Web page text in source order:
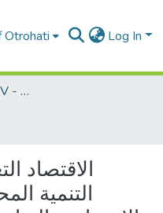
Otrohati Log In
Université Mohammed V - Rabat
الاقتصاد
التنمية